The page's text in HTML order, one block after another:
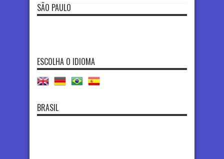
SÃO PAULO
ESCOLHA O IDIOMA
BRASIL